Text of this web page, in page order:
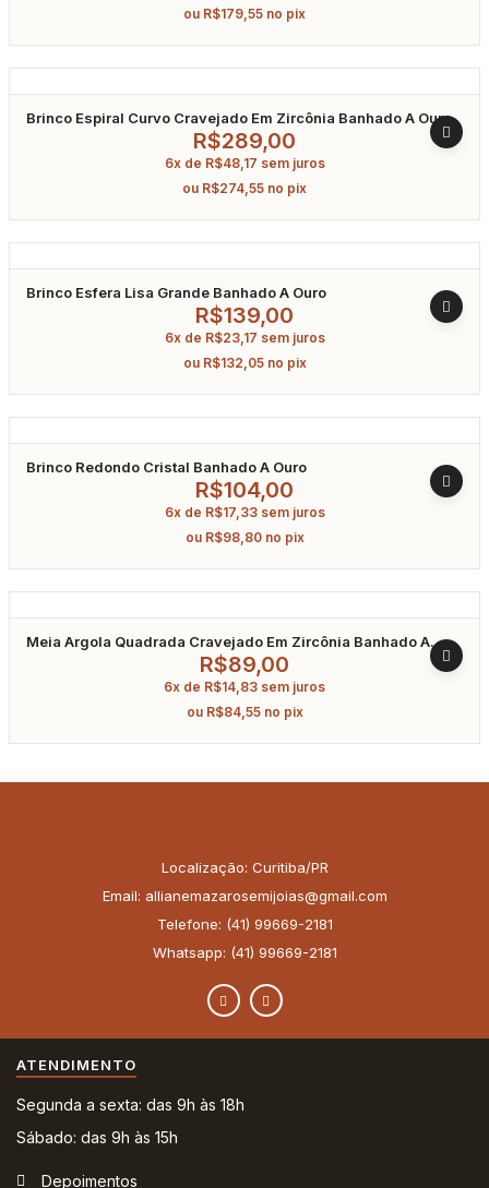
ou R$179,55 no pix
Brinco Espiral Curvo Cravejado Em Zircônia Banhado A Ouro
R$289,00
6x de R$48,17 sem juros
ou R$274,55 no pix
Brinco Esfera Lisa Grande Banhado A Ouro
R$139,00
6x de R$23,17 sem juros
ou R$132,05 no pix
Brinco Redondo Cristal Banhado A Ouro
R$104,00
6x de R$17,33 sem juros
ou R$98,80 no pix
Meia Argola Quadrada Cravejado Em Zircônia Banhado A
R$89,00
6x de R$14,83 sem juros
ou R$84,55 no pix
Localização: Curitiba/PR
Email: allianemazarosemijoias@gmail.com
Telefone: (41) 99669-2181
Whatsapp: (41) 99669-2181
ATENDIMENTO
Segunda a sexta: das 9h às 18h
Sábado: das 9h às 15h
Depoimentos